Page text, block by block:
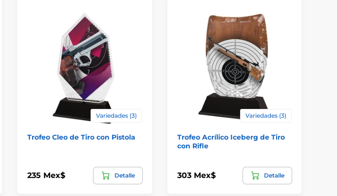
Variedades (3)
Trofeo Cleo de Tiro con Pistola
235 Mex$ Detalle
Variedades (3)
Trofeo Acrílico Iceberg de Tiro
con Rifle
303 Mex$ Detalle